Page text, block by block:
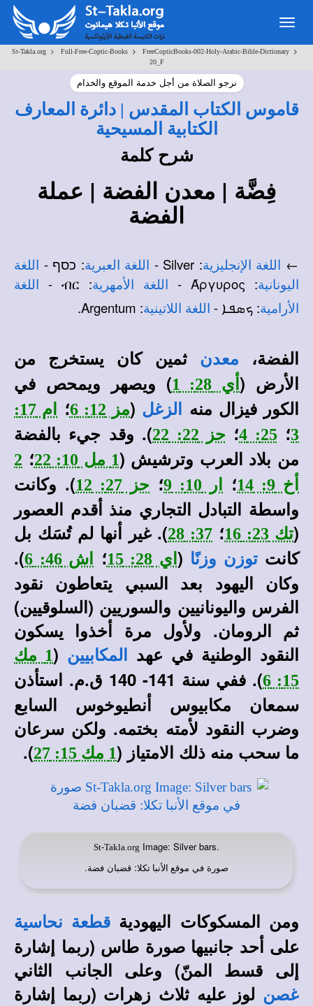
Toggle
navigation
St-Takla.org> Full-Free-Coptic-Books> FreeCopticBooks-002-Holy-Arabic-Bible-Dictionary>
20_F
نرجو الصلاة من أجل خدمة الموقع والخدام
قاموس الكتاب المقدس | دائرة المعارف
الكتابية المسيحية
شرح كلمة
فِضَّة | معدن الفضة | عملة
الفضة
← اللغة الإنجليزية: Silver - اللغة العبرية: כסף -
اللغة
اليونانية: Άργυρος - اللغة الأمهرية: ብር -
اللغة
الأرامية: ܟܣܦܐ - اللغة اللاتينية: Argentum.
الفضة، معدن
ثمين كان يستخرج من
الأرض (أي 28: 1
) ويصهر ويمحص في
الكور فيزال منه
الزغل (مز 12: 6 ؛
ام 17:
3؛ 25: 4 ؛ حز 22: 22
). وقد جيء بالفضة
من بلاد العرب وترشيش (1 مل 10: 22 ؛ 2
أخ 9: 14
؛ ار 10: 9 ؛ حز 27: 12
). وكانت
واسطة التبادل التجاري منذ أقدم العصور
(تك 23: 16 ؛ 37: 28
). غير أنها لم تُسَك بل
كانتتوزن وزنًا ( اي 28: 15 ؛ اش 46: 6
).
وكان اليهود بعد السبي يتعاطون نقود
الفرس واليونانيين والسوريين (السلوقيين)
ثم الرومان. ولأول مرة أخذوا يسكون
النقود الوطنية في عهد
المكابيين (
1 مك
15: 6
). ففي سنة 141- 140 ق.م. استأذن
سمعان مكابيوس أنطيوخوس السابع
وضرب النقود لأمته بختمه. ولكن سرعان
ما سحب منه ذلك الامتياز (1 مك 15: 27 ).
St-Takla.org Image: Silver bars.
صورة في موقع الأنبا تكلا: قضبان فضة.
ومن المسكوكات اليهوديةقطعة نحاسية
على أحد جانبيها صورة طاس (ربما إشارة
إلى قسط المنّ) وعلى الجانب الثاني
غصن لوز عليه ثلاث زهرات (ربما إشارة